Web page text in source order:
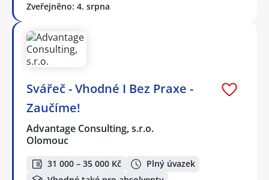
Zveřejněno: 4. srpna
Svářeč - Vhodné I Bez Praxe -
Zaučíme!
Advantage Consulting, s.r.o.
Olomouc
31 000 – 35 000 Kč
Plný úvazek